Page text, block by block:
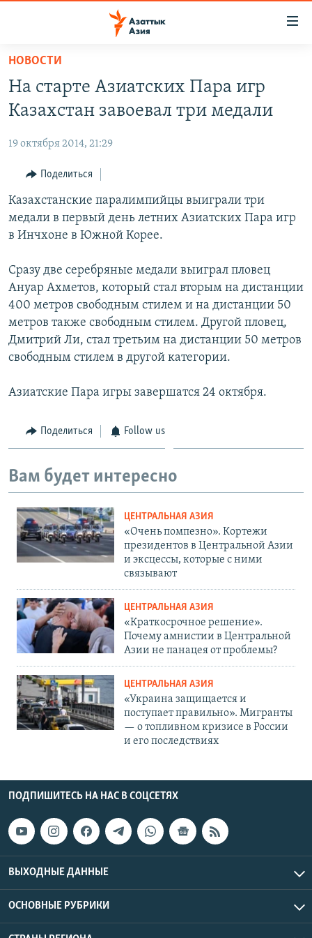
Вернуться
основному
содержанию
навигации
Вернутся
поиску
КАЗАХСТАН
УЗБЕКИСТАН
ТАДЖИКИСТАН
НОВОСТИ
НА ДРУГИХ ЯЗЫКАХ
ҚАЗАҚША
КЫРГЫЗЧА
ЎЗБЕКЧА
TÜRKMENÇE
НОВОСТИ
На старте Азиатских Пара игр
Казахстан завоевал три медали
19 октября 2014, 21:29
Поделиться
Казахстанские паралимпийцы выиграли три
медали в первый день летних Азиатских Пара игр
в Инчхоне в Южной Корее.
Сразу две серебряные медали выиграл пловец
Ануар Ахметов, который стал вторым на дистанции
400 метров свободным стилем и на дистанции 50
метров также свободным стилем. Другой пловец,
Дмитрий Ли, стал третьим на дистанции 50 метров
свободным стилем в другой категории.
Азиатские Пара игры завершатся 24 октября.
Поделиться Follow us
Вам будет интересно
ЦЕНТРАЛЬНАЯ АЗИЯ
«Очень помпезно». Кортежи
президентов в Центральной Азии
и эксцессы, которые с ними
связывают
ЦЕНТРАЛЬНАЯ АЗИЯ
«Краткосрочное решение».
Почему амнистии в Центральной
Азии не панацея от проблемы?
ЦЕНТРАЛЬНАЯ АЗИЯ
«Украина защищается и
поступает правильно». Мигранты
— о топливном кризисе в России
и его последствиях
ПОДПИШИТЕСЬ НА НАС В СОЦСЕТЯХ
ВЫХОДНЫЕ ДАННЫЕ
ОСНОВНЫЕ РУБРИКИ